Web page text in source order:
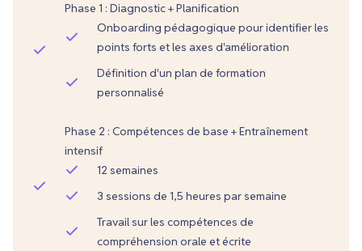
Phase 1 : Diagnostic + Planification
Onboarding pédagogique pour identifier les
points forts et les axes d'amélioration
Définition d'un plan de formation
personnalisé
Phase 2 : Compétences de base + Entraînement
intensif
12 semaines
3 sessions de 1,5 heures par semaine
Travail sur les compétences de
compréhension orale et écrite